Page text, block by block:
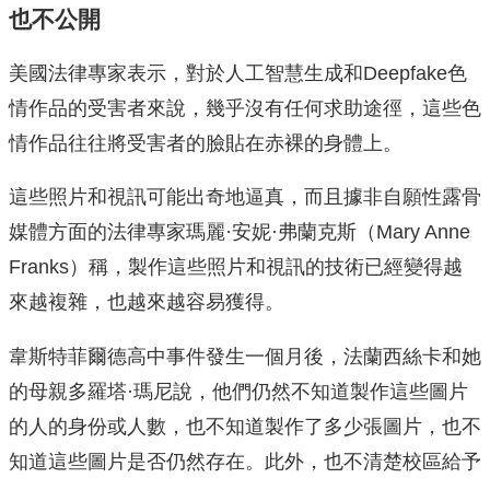
也不公開
美國法律專家表示，對於人工智慧生成和Deepfake色
情作品的受害者來說，幾乎沒有任何求助途徑，這些色
情作品往往將受害者的臉貼在赤裸的身體上。
這些照片和視訊可能出奇地逼真，而且據非自願性露骨
媒體方面的法律專家瑪麗·安妮·弗蘭克斯（Mary Anne
Franks）稱，製作這些照片和視訊的技術已經變得越
來越複雜，也越來越容易獲得。
韋斯特菲爾德高中事件發生一個月後，法蘭西絲卡和她
的母親多羅塔·瑪尼說，他們仍然不知道製作這些圖片
的人的身份或人數，也不知道製作了多少張圖片，也不
知道這些圖片是否仍然存在。此外，也不清楚校區給予